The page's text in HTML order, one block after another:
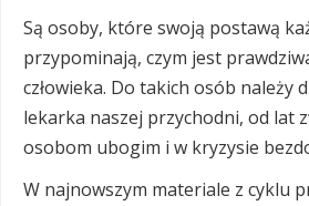
Są osoby, które swoją postawą
przypominają, czym jest
człowieka. Do takich osób należy
lekarka naszej przychodni, od lat
osobom ubogim i w kryzysie
W najnowszym materiale z cyklu